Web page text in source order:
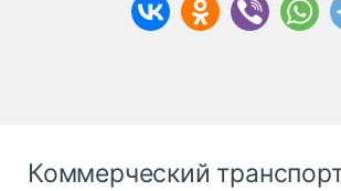
Коммерческий